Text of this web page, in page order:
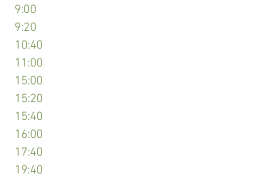
9:00
9:20
10:40
11:00
15:00
15:20
15:40
16:00
17:40
19:40